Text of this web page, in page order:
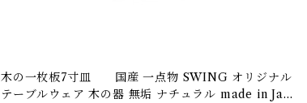
木の一枚板7寸皿 国産 一点物 SWING オリジナル
テーブルウェア 木の器 無垢 ナチュラル made in Japa